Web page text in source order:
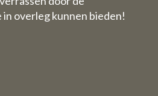
overleg kunnen bieden!
wij dan graag
van 9 uur tot
zijn wij geheel